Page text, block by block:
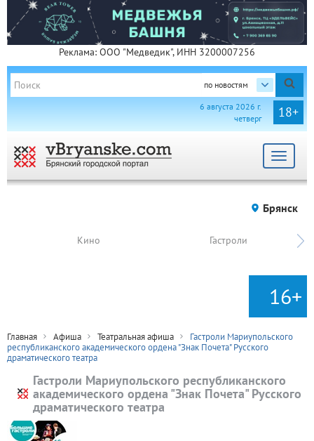
Реклама: ООО "Медведик", ИНН 3200007256
по новостям
18+
6 августа 2026 г.
четверг
Toggle
Брянск
Кино Гастроли
16+
Главная Афиша Театральная афиша
Гастроли Мариупольского
республиканского академического ордена "Знак Почета" Русского
драматического театра
Гастроли Мариупольского республиканского
академического ордена "Знак Почета" Русского
драматического театра